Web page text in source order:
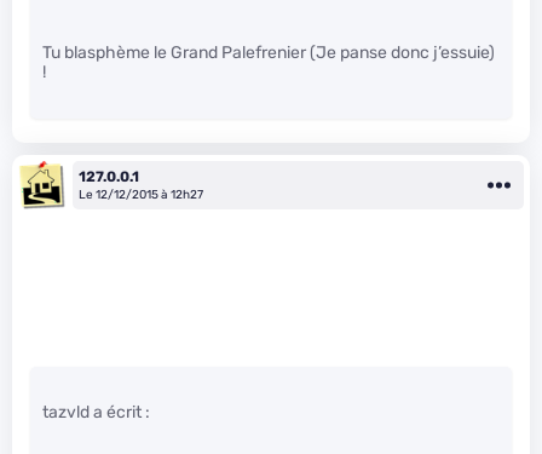
Tu blasphème le Grand Palefrenier (Je panse donc j’essuie)
!
127.0.0.1
Le 12/12/2015 à 12h27
tazvld a écrit :